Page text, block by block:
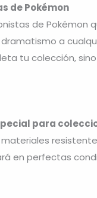
de Pokémon
de
a
tu colección,
para
en perfectas